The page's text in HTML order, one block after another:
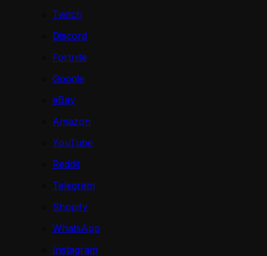
Twitch
Discord
Fortnite
Google
eBay
Amazon
YouTube
Reddit
Telegram
Shopify
WhatsApp
Instagram